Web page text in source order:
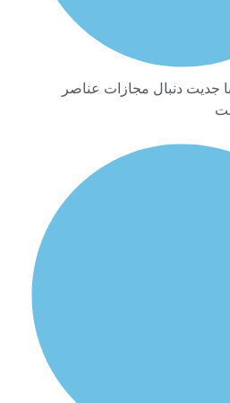
مجازات عناصر